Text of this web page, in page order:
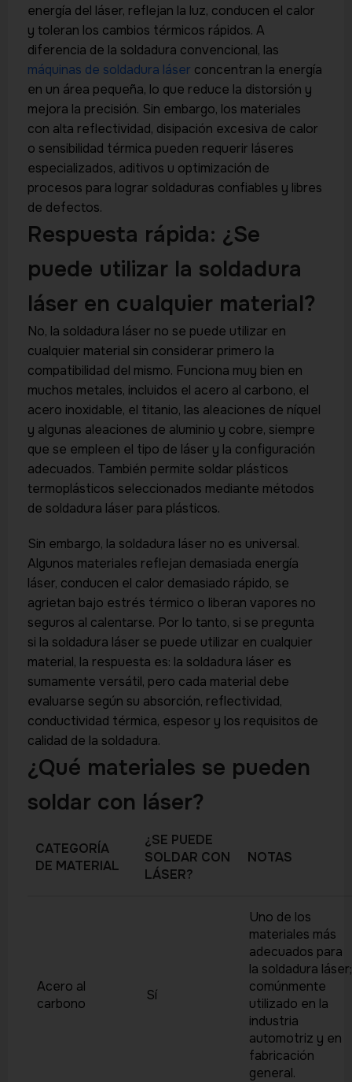
energía del láser, reflejan la luz, conducen el calor
y toleran los cambios térmicos rápidos. A
diferencia de la soldadura convencional, las
máquinas de soldadura láser concentran la energía
en un área pequeña, lo que reduce la distorsión y
mejora la precisión. Sin embargo, los materiales
con alta reflectividad, disipación excesiva de calor
o sensibilidad térmica pueden requerir láseres
especializados, aditivos u optimización de
procesos para lograr soldaduras confiables y libres
de defectos.
Respuesta rápida: ¿Se
puede utilizar la soldadura
láser en cualquier material?
No, la soldadura láser no se puede utilizar en
cualquier material sin considerar primero la
compatibilidad del mismo. Funciona muy bien en
muchos metales, incluidos el acero al carbono, el
acero inoxidable, el titanio, las aleaciones de níquel
y algunas aleaciones de aluminio y cobre, siempre
que se empleen el tipo de láser y la configuración
adecuados. También permite soldar plásticos
termoplásticos seleccionados mediante métodos
de soldadura láser para plásticos.
Sin embargo, la soldadura láser no es universal.
Algunos materiales reflejan demasiada energía
láser, conducen el calor demasiado rápido, se
agrietan bajo estrés térmico o liberan vapores no
seguros al calentarse. Por lo tanto, si se pregunta
si la soldadura láser se puede utilizar en cualquier
material, la respuesta es: la soldadura láser es
sumamente versátil, pero cada material debe
evaluarse según su absorción, reflectividad,
conductividad térmica, espesor y los requisitos de
calidad de la soldadura.
¿Qué materiales se pueden
soldar con láser?
CATEGORÍA
DE MATERIAL
¿SE PUEDE
SOLDAR CON
LÁSER?
NOTAS
Acero al
carbono
Sí
Uno de los
materiales más
adecuados para
la soldadura láser;
comúnmente
utilizado en la
industria
automotriz y en
fabricación
general.